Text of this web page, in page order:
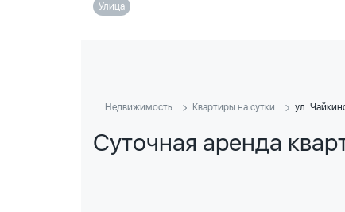
Улица
Недвижимость Квартиры на сутки ул.
Суточная аренда